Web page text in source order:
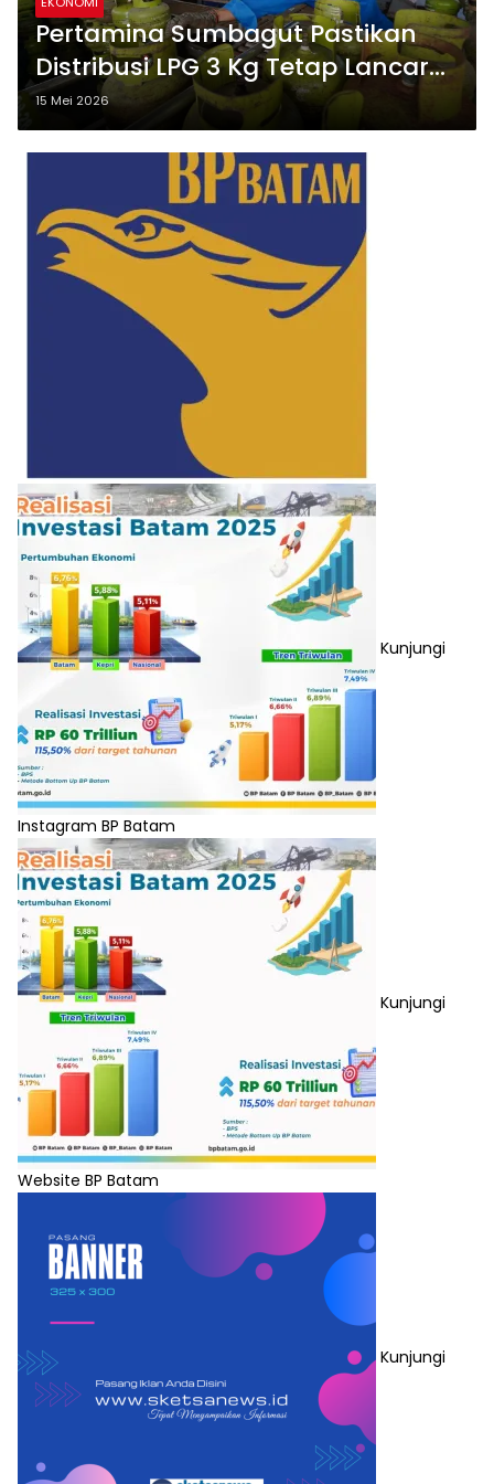
Pertamina Sumbagut Pastikan
Distribusi LPG 3 Kg Tetap Lancar
Selama Libur Nasional
15 Mei 2026
Kunjungi
Instagram BP Batam
Kunjungi
Website BP Batam
Kunjungi